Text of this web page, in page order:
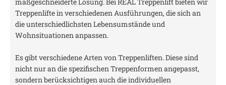
Treppenlifte in verschiedenen Ausführungen, die sich an
die unterschiedlichsten Lebensumstände und
Wohnsituationen anpassen.
Es gibt verschiedene Arten von Treppenliften. Diese sind
nicht nur an die spezifischen Treppenformen angepasst,
sondern berücksichtigen auch die individuellen